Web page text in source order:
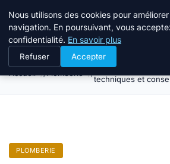
Atelier Designers
Tout savoir sur
techniques et
PLOMBERIE
Nous utilisons des cookies pour
navigation. En poursuivant, vous
confidentialité. En savoir plus
Refuser Accepter